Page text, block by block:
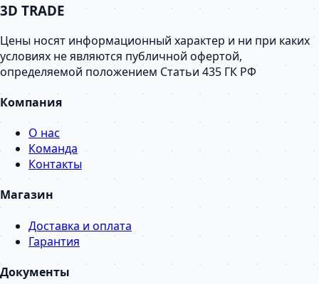
3D TRADE
Цены носят информационный характер и ни при каких
условиях не являются публичной офертой,
определяемой положением Статьи 435 ГК РФ
Компания
О нас
Команда
Контакты
Магазин
Доставка и оплата
Гарантия
Документы